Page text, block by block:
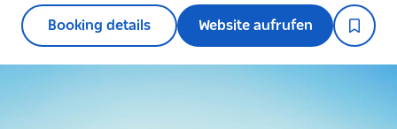
Booking details Website aufrufen